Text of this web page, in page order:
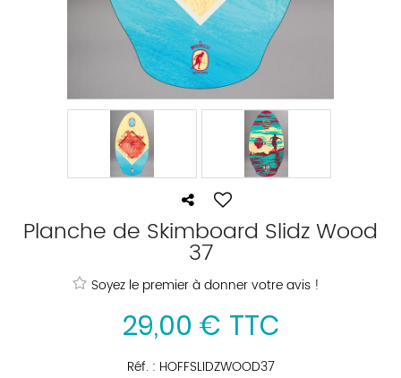
Planche de Skimboard Slidz Wood
37
Soyez le premier à donner votre avis !
29,00 € TTC
Réf. : HOFFSLIDZWOOD37